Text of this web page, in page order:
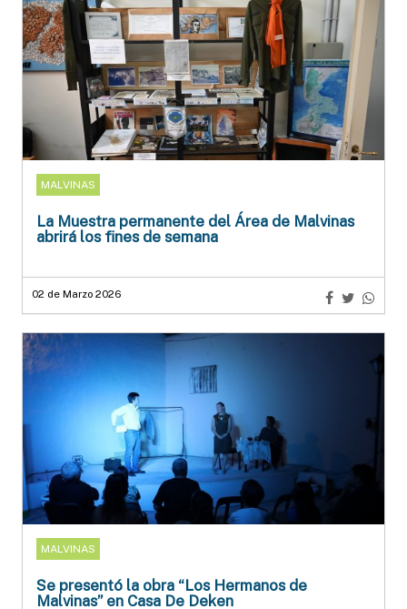
MALVINAS
La Muestra permanente del Área de Malvinas
abrirá los fines de semana
02 de Marzo 2026
MALVINAS
Se presentó la obra “Los Hermanos de
Malvinas” en Casa De Deken